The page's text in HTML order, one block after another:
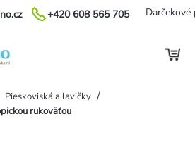
+420 608 565 705 Darčekové
Pieskoviská a lavičky /
rukoväťou